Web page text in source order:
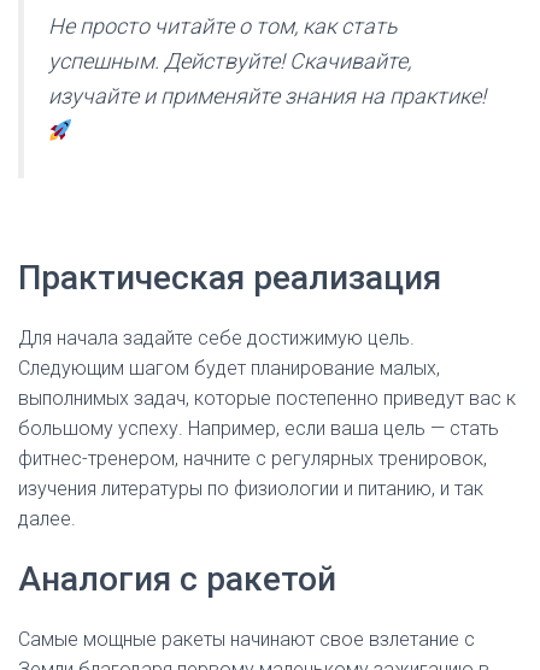
Не просто читайте о том, как стать
успешным. Действуйте! Скачивайте,
изучайте и применяйте знания на практике!
Практическая реализация
Для начала задайте себе достижимую цель.
Следующим шагом будет планирование малых,
выполнимых задач, которые постепенно приведут вас к
большому успеху. Например, если ваша цель — стать
фитнес-тренером, начните с регулярных тренировок,
изучения литературы по физиологии и питанию, и так
далее.
Аналогия с ракетой
Самые мощные ракеты начинают свое взлетание с